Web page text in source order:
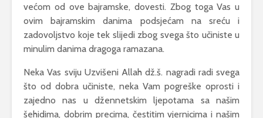
većom od ove bajramske, dovesti. Zbog toga Vas u
ovim bajramskim danima podsjećam na sreću i
zadovoljstvo koje tek slijedi zbog svega što učiniste u
minulim danima dragoga ramazana.
Neka Vas sviju Uzvišeni Allah dž.š. nagradi radi svega
što od dobra učiniste, neka Vam pogreške oprosti i
zajedno nas u džennetskim ljepotama sa našim
šehidima, dobrim precima, čestitim vjernicima i našim